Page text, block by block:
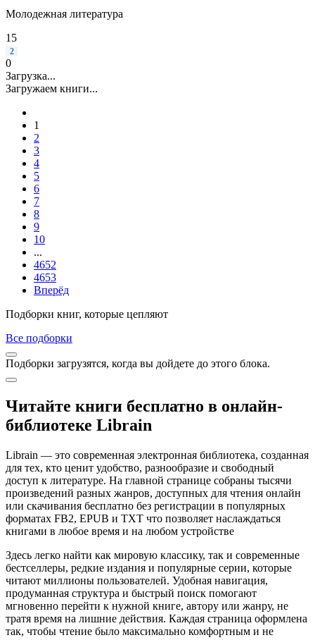
Молодежная литература
15
2
0
Загрузка...
Загружаем книги...
1
2
3
4
5
6
7
8
9
10
...
4652
4653
Вперёд
Подборки книг, которые цепляют
Все подборки
Подборки загрузятся, когда вы дойдете до этого блока.
Читайте книги бесплатно в онлайн-
библиотеке Librain
Librain — это современная электронная библиотека, созданная
для тех, кто ценит удобство, разнообразие и свободный
доступ к литературе. На главной странице собраны тысячи
произведений разных жанров, доступных для чтения онлайн
или скачивания бесплатно без регистрации в популярных
форматах FB2, EPUB и TXT что позволяет наслаждаться
книгами в любое время и на любом устройстве
Здесь легко найти как мировую классику, так и современные
бестселлеры, редкие издания и популярные серии, которые
читают миллионы пользователей. Удобная навигация,
продуманная структура и быстрый поиск помогают
мгновенно перейти к нужной книге, автору или жанру, не
тратя время на лишние действия. Каждая страница оформлена
так, чтобы чтение было максимально комфортным и не